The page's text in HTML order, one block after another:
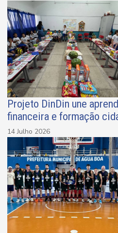
Projeto DinDin une
financeira e formação
14 Julho 2026